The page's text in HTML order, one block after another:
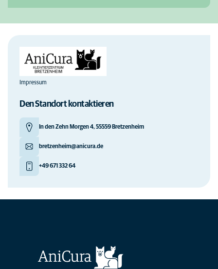
Impressum
Den Standort kontaktieren
In den Zehn Morgen 4, 55559 Bretzenheim
bretzenheim@anicura.de
+49 671 332 64